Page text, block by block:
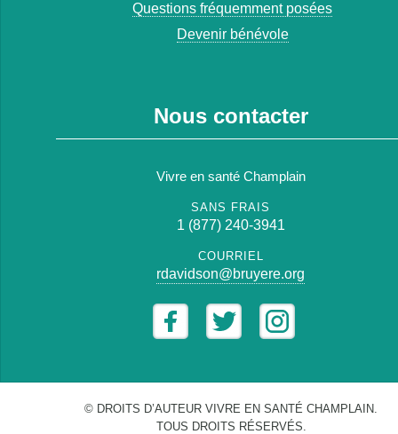
Questions fréquemment posées
Devenir bénévole
Nous contacter
Vivre en santé Champlain
SANS FRAIS
1 (877) 240-3941
COURRIEL
rdavidson@bruyere.org
© DROITS D’AUTEUR VIVRE EN SANTÉ CHAMPLAIN.
TOUS DROITS RÉSERVÉS.